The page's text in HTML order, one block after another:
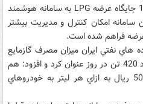
عامري همچنين با اشاره به تجهيز 19 جايگاه عرضه LPG به سامانه هوشمند
سامانه امکان کنترل و مديريت بيشتر
فراهم شده است.
نفتي ايران ميزان مصرف گازمايع
در ناوگان حمل و نقل کشور را حدود 420 تن در روز عنوان کرد و افزود: هم
اکنون اين فرآورده نفتي به قيمت 50 ريال به ازاي هر ليتر به خودروهاي